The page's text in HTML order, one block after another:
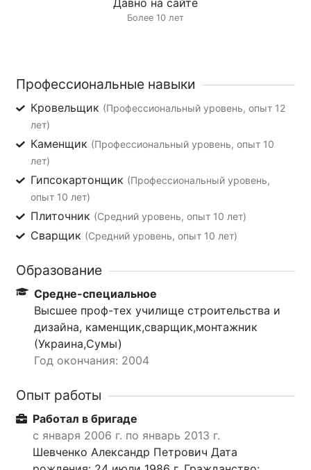
Более 10 лет
Профессиональные навыки
Кровельщик (Профессиональный уровень, опыт 12
лет)
Каменщик (Профессиональный уровень, опыт 10
лет)
Гипсокартонщик (Профессиональный уровень,
опыт 10 лет)
Плиточник (Средний уровень, опыт 10 лет)
Сварщик (Средний уровень, опыт 10 лет)
Образование
Средне-специальное
Высшее проф-тех училище строительства и
дизайна, каменщик,сварщик,монтажник
(Украина,Сумы)
Год окончания: 2004
Опыт работы
Работал в бригаде
с января 2006 г. по январь 2013 г.
Шевченко Александр Петрович Дата